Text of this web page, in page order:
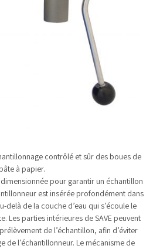
contrôlé et sûr des boues de
pâte à papier.
pour garantir un échantillon
est insérée profondément dans
delà de la couche d’eau qui s’écoule le
Les parties intérieures de SAVE peuvent
de l’échantillon, afin d’éviter
de l’échantillonneur. Le mécanisme de